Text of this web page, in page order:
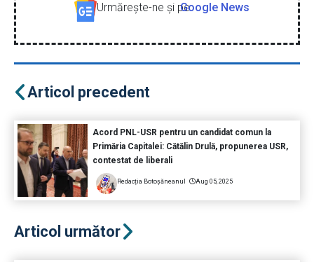
Urmăreşte-ne şi peGoogle News
Articol precedent
Acord PNL-USR pentru un candidat comun la
Primăria Capitalei: Cătălin Drulă, propunerea USR,
contestat de liberali
Redacția Botoșăneanul Aug 05, 2025
Articol următor